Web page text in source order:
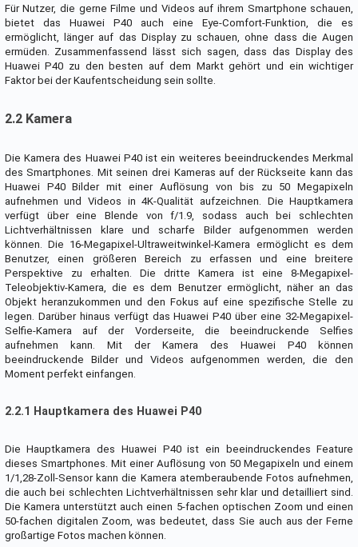
Für Nutzer, die gerne Filme und Videos auf ihrem Smartphone schauen,
bietet das Huawei P40 auch eine Eye-Comfort-Funktion, die es
ermöglicht, länger auf das Display zu schauen, ohne dass die Augen
ermüden. Zusammenfassend lässt sich sagen, dass das Display des
Huawei P40 zu den besten auf dem Markt gehört und ein wichtiger
Faktor bei der Kaufentscheidung sein sollte.
2.2 Kamera
Die Kamera des Huawei P40 ist ein weiteres beeindruckendes Merkmal
des Smartphones. Mit seinen drei Kameras auf der Rückseite kann das
Huawei P40 Bilder mit einer Auflösung von bis zu 50 Megapixeln
aufnehmen und Videos in 4K-Qualität aufzeichnen. Die Hauptkamera
verfügt über eine Blende von f/1.9, sodass auch bei schlechten
Lichtverhältnissen klare und scharfe Bilder aufgenommen werden
können. Die 16-Megapixel-Ultraweitwinkel-Kamera ermöglicht es dem
Benutzer, einen größeren Bereich zu erfassen und eine breitere
Perspektive zu erhalten. Die dritte Kamera ist eine 8-Megapixel-
Teleobjektiv-Kamera, die es dem Benutzer ermöglicht, näher an das
Objekt heranzukommen und den Fokus auf eine spezifische Stelle zu
legen. Darüber hinaus verfügt das Huawei P40 über eine 32-Megapixel-
Selfie-Kamera auf der Vorderseite, die beeindruckende Selfies
aufnehmen kann. Mit der Kamera des Huawei P40 können
beeindruckende Bilder und Videos aufgenommen werden, die den
Moment perfekt einfangen.
2.2.1 Hauptkamera des Huawei P40
Die Hauptkamera des Huawei P40 ist ein beeindruckendes Feature
dieses Smartphones. Mit einer Auflösung von 50 Megapixeln und einem
1/1,28-Zoll-Sensor kann die Kamera atemberaubende Fotos aufnehmen,
die auch bei schlechten Lichtverhältnissen sehr klar und detailliert sind.
Die Kamera unterstützt auch einen 5-fachen optischen Zoom und einen
50-fachen digitalen Zoom, was bedeutet, dass Sie auch aus der Ferne
großartige Fotos machen können.